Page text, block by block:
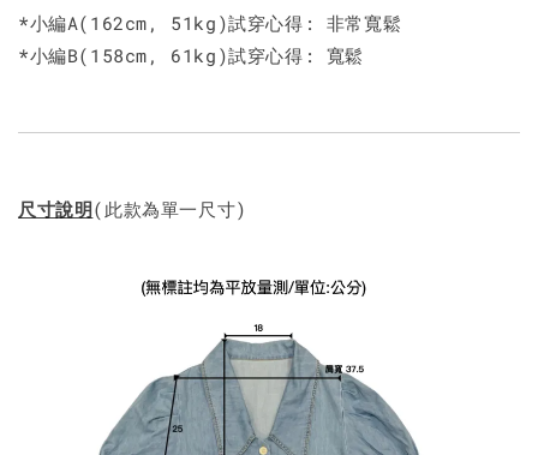
*小編A(162cm, 51kg)試穿心得: 非常寬鬆
*小編B(158cm, 61kg)試穿心得: 寬鬆
尺寸說明(此款為單一尺寸)